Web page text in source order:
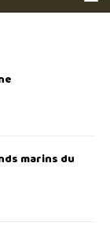
marins du